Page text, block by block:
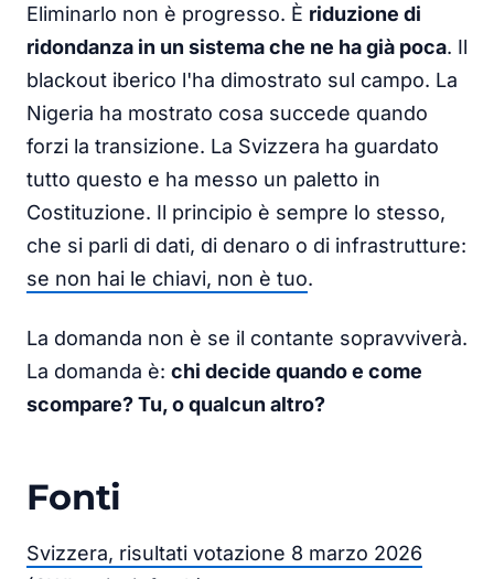
Eliminarlo non è progresso. È riduzione di
ridondanza in un sistema che ne ha già poca. Il
blackout iberico l'ha dimostrato sul campo. La
Nigeria ha mostrato cosa succede quando
forzi la transizione. La Svizzera ha guardato
tutto questo e ha messo un paletto in
Costituzione. Il principio è sempre lo stesso,
che si parli di dati, di denaro o di infrastrutture:
se non hai le chiavi, non è tuo.
La domanda non è se il contante sopravviverà.
La domanda è: chi decide quando e come
scompare? Tu, o qualcun altro?
Fonti
Svizzera, risultati votazione 8 marzo 2026